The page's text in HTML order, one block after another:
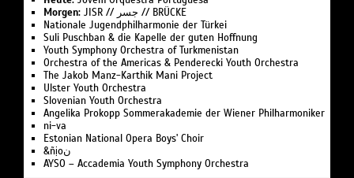
Morgen:
JISR // جسر // BRÜCKE
Nationale Jugend­philharmonie der Türkei
Suli Pusch­ban & die Ka­pelle der gu­ten Hoff­nung
Youth Symphony Orchestra of Turk­menistan
Or­ches­tra of the Ameri­cas & Pen­de­recki Youth Orchestra
The Jakob Manz-Karthik Mani Project
Ulster Youth Or­chestra
Slo­ve­ni­an Youth Orchestra
Angelika Pro­kopp Som­mer­akademie der Wiener Philharmoniker
ni-va
Estonian National Opera Boys' Choir
&ñịoن
AYSO – Accademia Youth Symphony Orchestra